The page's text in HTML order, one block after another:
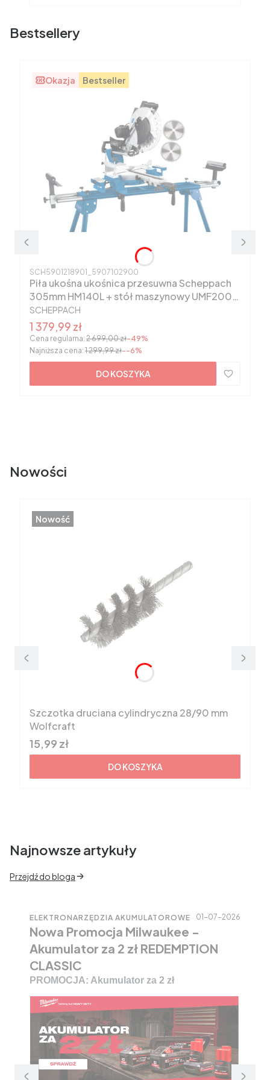
Bestsellery
Okazja Bestseller
Kod produktu
SCH5901218901_5907102900
Piła ukośna ukośnica przesuwna Scheppach
305mm HM140L + stół maszynowy UMF2000
5901218901
PRODUCENT
SCHEPPACH
Cena promocyjna
1 379,99 zł
Cena regularna: 2 699,00 zł-49%
Najniższa cena: 1 299,99 zł--6%
DO KOSZYKA
Nowości
Nowość
Szczotka druciana cylindryczna 28/90 mm
Wolfcraft
Cena brutto
15,99 zł
DO KOSZYKA
Najnowsze artykuły
Przejdź do bloga
ELEKTRONARZĘDZIA AKUMULATOROWE 01-07-2026
Nowa Promocja Milwaukee -
Akumulator za 2 zł REDEMPTION
CLASSIC
PROMOCJA: Akumulator za 2 zł